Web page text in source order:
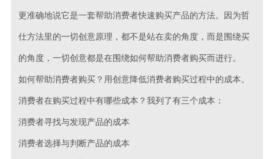
更准确地说它是一套帮助消费者快速购买产品的方法。因为哲
仕方法里的一切创意原理，都不是站在卖的角度，而是围绕买
的角度，一切创意都是在围绕如何帮助消费者购买而进行。
如何帮助消费者购买？用创意降低消费者购买过程中的成本。
消费者在购买过程中有哪些成本？我列了有三个成本：
消费者寻找与发现产品的成本
消费者选择与判断产品的成本